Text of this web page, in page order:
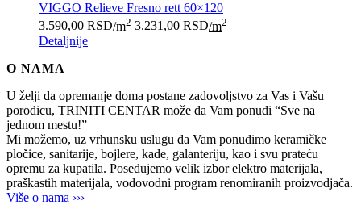
VIGGO Relieve Fresno rett 60×120
3.590,00RSD/m2 3.231,00 RSD/m2
Detaljnije
O NAMA
U želji da opremanje doma postane zadovoljstvo za Vas i Vašu
porodicu, TRINITI CENTAR može da Vam ponudi “Sve na
jednom mestu!”
Mi možemo, uz vrhunsku uslugu da Vam ponudimo keramičke
pločice, sanitarije, bojlere, kade, galanteriju, kao i svu prateću
opremu za kupatila. Posedujemo velik izbor elektro materijala,
praškastih materijala, vodovodni program renomiranih proizvodjača.
Više o nama ›››